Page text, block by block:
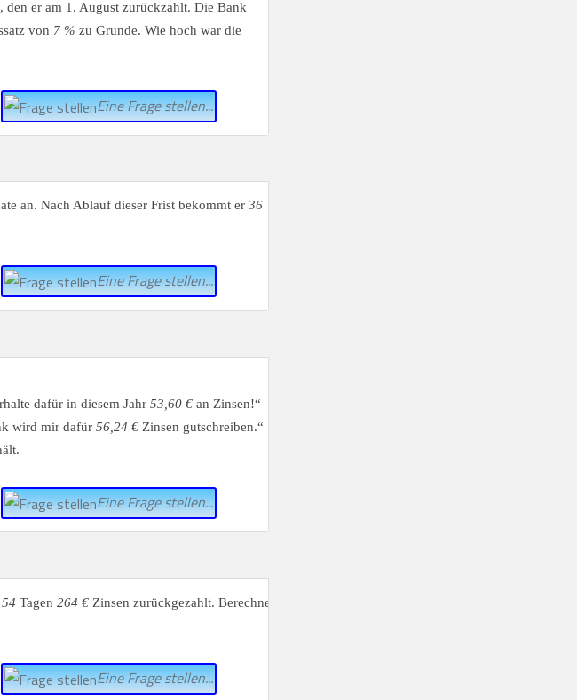
er am 1. August zurückzahlt. Die Bank
von 7 % zu Grunde. Wie hoch war die
Eine Frage stellen...
an. Nach Ablauf dieser Frist bekommt er 36
Eine Frage stellen...
dafür in diesem Jahr 53,60 € an Zinsen!“
wird mir dafür 56,24 € Zinsen gutschreiben.“
Eine Frage stellen...
54 Tagen 264 € Zinsen zurückgezahlt. Berechne
Eine Frage stellen...